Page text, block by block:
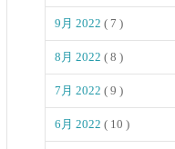
9月 2022 ( 7 )
8月 2022 ( 8 )
7月 2022 ( 9 )
6月 2022 ( 10 )